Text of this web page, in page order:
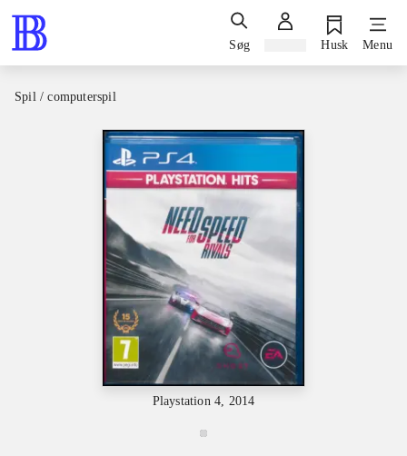
Søg Husk Menu
Spil / computerspil
Playstation 4, 2014